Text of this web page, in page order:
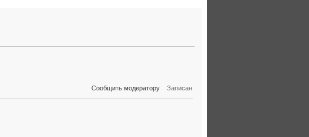
Сообщить модератору Записан